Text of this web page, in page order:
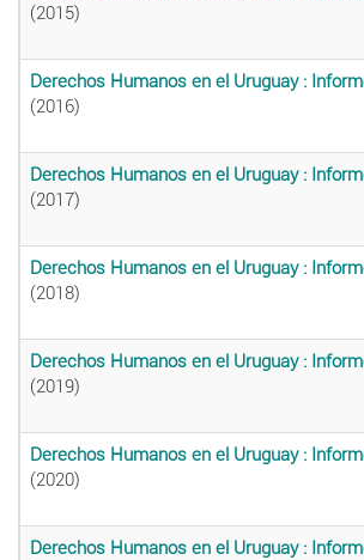
(2015)
Derechos Humanos en el Uruguay :
(2016)
Derechos Humanos en el Uruguay :
(2017)
Derechos Humanos en el Uruguay :
(2018)
Derechos Humanos en el Uruguay :
(2019)
Derechos Humanos en el Uruguay :
(2020)
Derechos Humanos en el Uruguay :